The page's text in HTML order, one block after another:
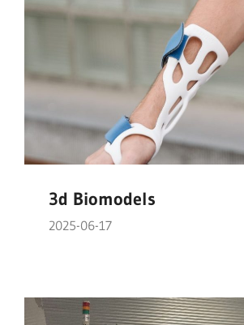
3d Biomodels
2025-06-17